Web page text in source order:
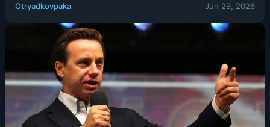
Otryadkovpaka Jun 29, 2026